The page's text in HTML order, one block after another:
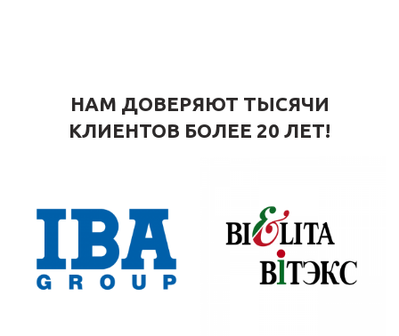
НАМ ДОВЕРЯЮТ ТЫСЯЧИ
КЛИЕНТОВ БОЛЕЕ 20 ЛЕТ!